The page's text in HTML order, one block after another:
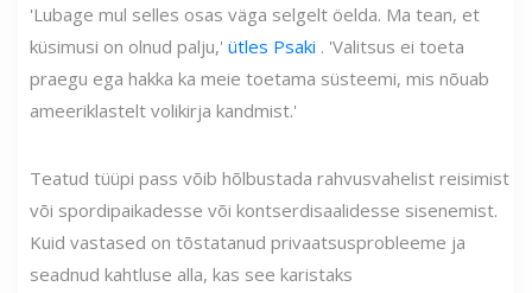
'Lubage mul selles osas väga selgelt öelda. Ma tean, et
küsimusi on olnud palju,' ütles Psaki . 'Valitsus ei toeta
praegu ega hakka ka meie toetama süsteemi, mis nõuab
ameeriklastelt volikirja kandmist.'
Teatud tüüpi pass võib hõlbustada rahvusvahelist reisimist
või spordipaikadesse või kontserdisaalidesse sisenemist.
Kuid vastased on tõstatanud privaatsusprobleeme ja
seadnud kahtluse alla, kas see karistaks